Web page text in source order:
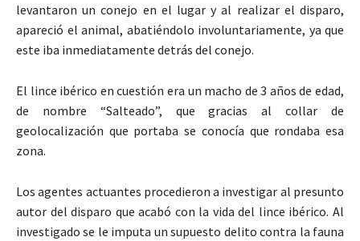
levantaron un conejo en el lugar y al realizar el disparo,
apareció el animal, abatiéndolo involuntariamente, ya que
este iba inmediatamente detrás del conejo.
El lince ibérico en cuestión era un macho de 3 años de edad,
de nombre “Salteado”, que gracias al collar de
geolocalización que portaba se conocía que rondaba esa
zona.
Los agentes actuantes procedieron a investigar al presunto
autor del disparo que acabó con la vida del lince ibérico. Al
investigado se le imputa un supuesto delito contra la fauna